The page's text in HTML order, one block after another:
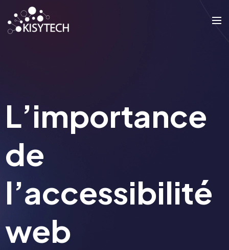
L’importance
de
l’accessibilité
web